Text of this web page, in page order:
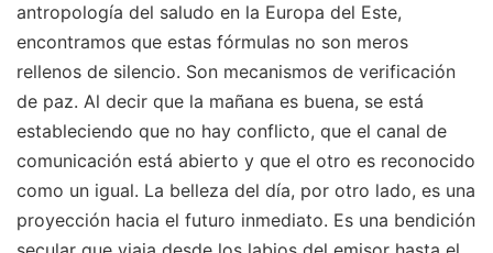
antropología del saludo en la Europa del Este,
encontramos que estas fórmulas no son meros
rellenos de silencio. Son mecanismos de verificación
de paz. Al decir que la mañana es buena, se está
estableciendo que no hay conflicto, que el canal de
comunicación está abierto y que el otro es reconocido
como un igual. La belleza del día, por otro lado, es una
proyección hacia el futuro inmediato. Es una bendición